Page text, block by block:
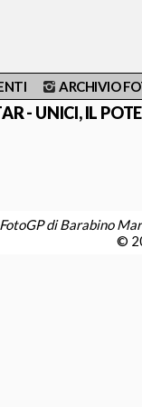
ARCHIVIO
- UNICI, IL
FotoGP di Barabino
©